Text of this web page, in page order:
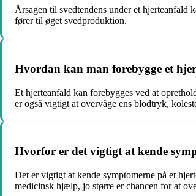
Årsagen til svedtendens under et
fører til øget svedproduktion.
Hvordan kan man forebygge et
Et hjerteanfald kan forebygges ved at
er også vigtigt at overvåge ens blodtryk,
Hvorfor er det vigtigt at kende
Det er vigtigt at kende symptomerne på et
medicinsk hjælp, jo større er chancen for at